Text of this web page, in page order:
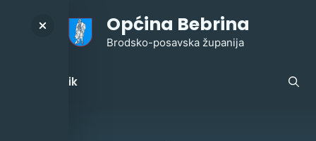
Općina Bebrina
Brodsko-posavska županija
Izbornik